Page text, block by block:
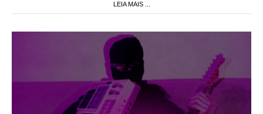
LEIA MAIS ...